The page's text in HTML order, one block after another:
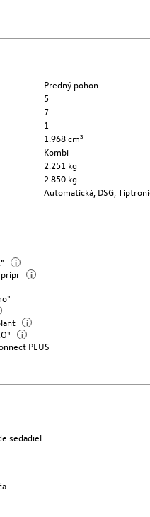
Predný pohon
5
7
1
1.968 cm³
Kombi
2.251 kg
2.850 kg
Automatická, DSG,
i
i
i
i
PLUS
sedadiel